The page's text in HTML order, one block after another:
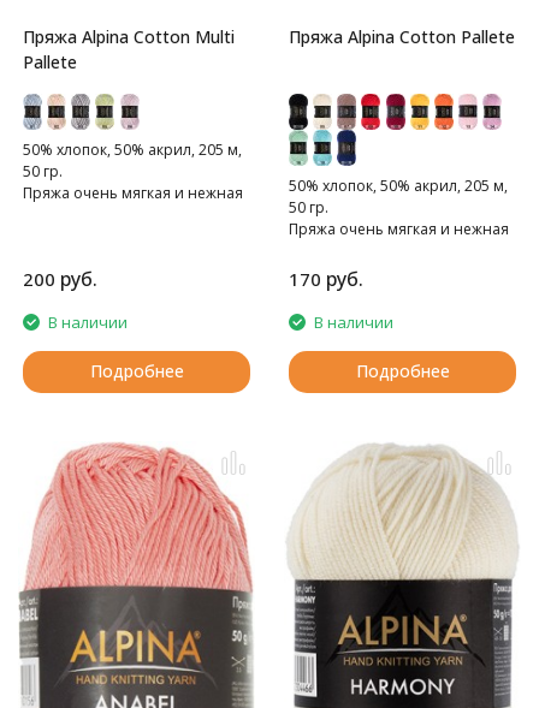
Пряжа Alpina Cotton Multi
Pallete
50% хлопок, 50% акрил, 205 м,
50 гр.
Пряжа очень мягкая и нежная
200 руб.
В наличии
Подробнее
Пряжа Alpina Cotton Pallete
50% хлопок, 50% акрил, 205 м,
50 гр.
Пряжа очень мягкая и нежная
170 руб.
В наличии
Подробнее